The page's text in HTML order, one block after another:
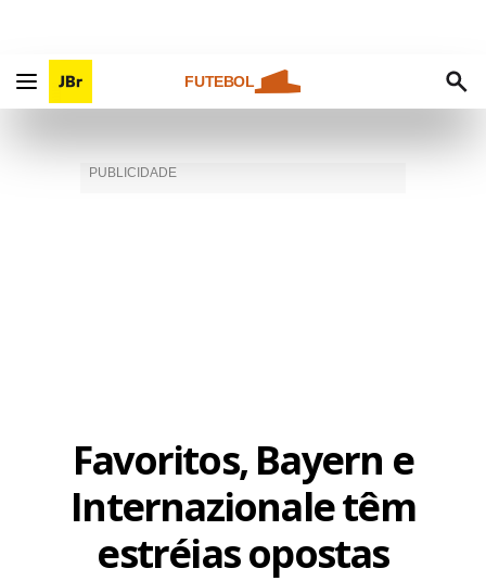
FUTEBOL
Favoritos, Bayern e
Internazionale têm
estréias opostas